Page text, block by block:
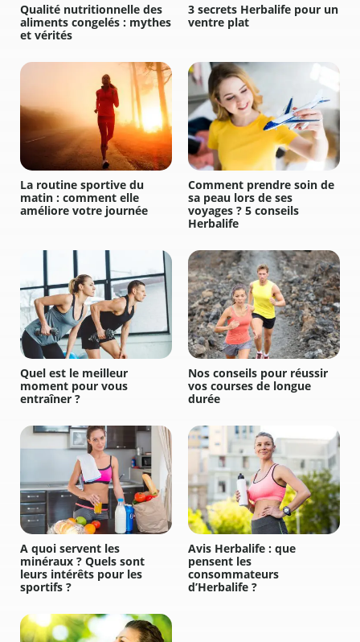
Qualité nutritionnelle des
aliments congelés : mythes
et vérités
3 secrets Herbalife pour un
ventre plat
La routine sportive du
matin : comment elle
améliore votre journée
Comment prendre soin de
sa peau lors de ses
voyages ? 5 conseils
Herbalife
Quel est le meilleur
moment pour vous
entraîner ?
Nos conseils pour réussir
vos courses de longue
durée
A quoi servent les
minéraux ? Quels sont
leurs intérêts pour les
sportifs ?
Avis Herbalife : que
pensent les
consommateurs
d’Herbalife ?